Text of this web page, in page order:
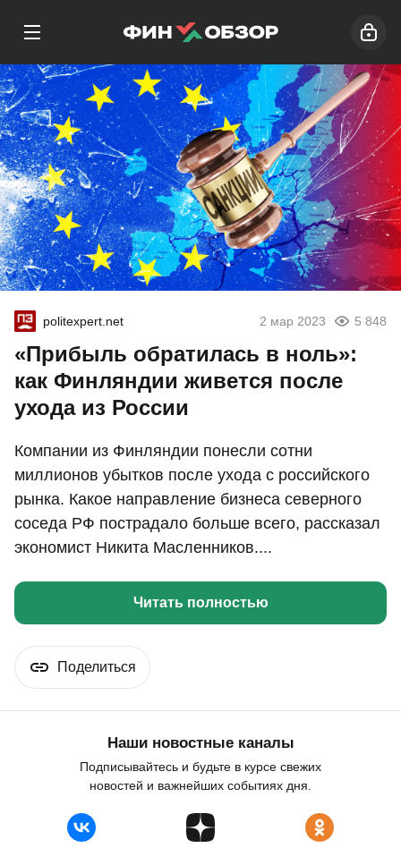
politexpert.net 2 мар 2023 5 848
«Прибыль обратилась в ноль»:
как Финляндии живется после
ухода из России
Компании из Финляндии понесли сотни
миллионов убытков после ухода с российского
рынка. Какое направление бизнеса северного
соседа РФ пострадало больше всего, рассказал
экономист Никита Масленников....
Читать полностью
Поделиться
Наши новостные каналы
Подписывайтесь и будьте в курсе свежих
новостей и важнейших событиях дня.